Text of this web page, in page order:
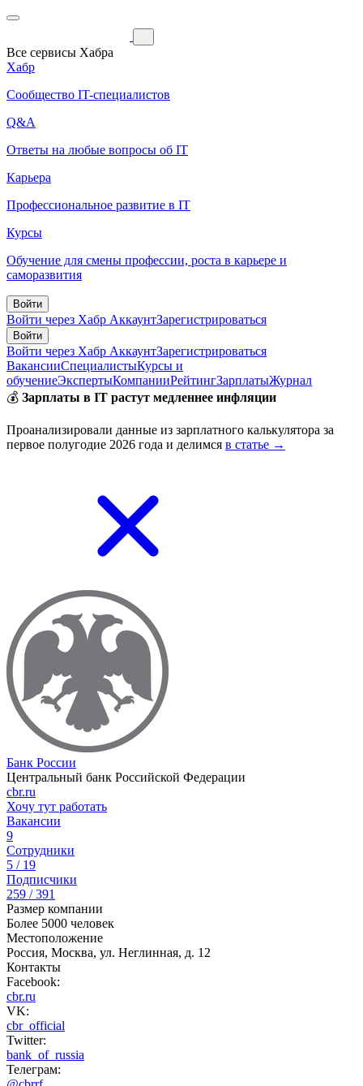
Все сервисы Хабра
Хабр
Сообщество IT-специалистов
Q&A
Ответы на любые вопросы об IT
Карьера
Профессиональное развитие в IT
Курсы
Обучение для смены профессии, роста в карьере и
саморазвития
Войти
Войти через Хабр АккаунтЗарегистрироваться
Войти
Войти через Хабр АккаунтЗарегистрироваться
ВакансииСпециалистыКурсы и
обучениеЭкспертыКомпанииРейтингЗарплатыЖурнал
💰 Зарплаты в IT растут медленнее инфляции
Проанализировали данные из зарплатного калькулятора за
первое полугодие 2026 года и делимся в статье →
Банк России
Центральный банк Российской Федерации
cbr.ru
Хочу тут работать
Вакансии
9
Сотрудники
5 / 19
Подписчики
259 / 391
Размер компании
Более 5000 человек
Местоположение
Россия, Москва, ул. Неглинная, д. 12
Контакты
Facebook:
cbr.ru
VK:
cbr_official
Twitter:
bank_of_russia
Телеграм: